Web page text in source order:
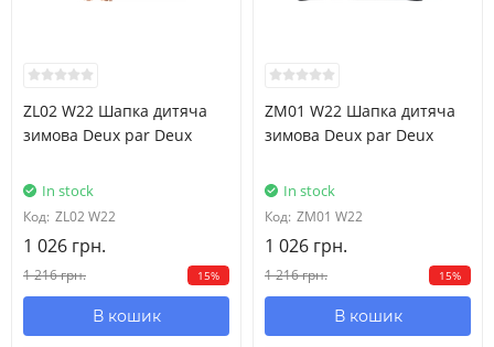
ZL02 W22 Шапка дитяча
зимова Deux par Deux
In stock
Код: ZL02 W22
1 026 грн.
1 216 грн. 15%
В кошик
ZM01 W22 Шапка дитяча
зимова Deux par Deux
In stock
Код: ZM01 W22
1 026 грн.
1 216 грн. 15%
В кошик